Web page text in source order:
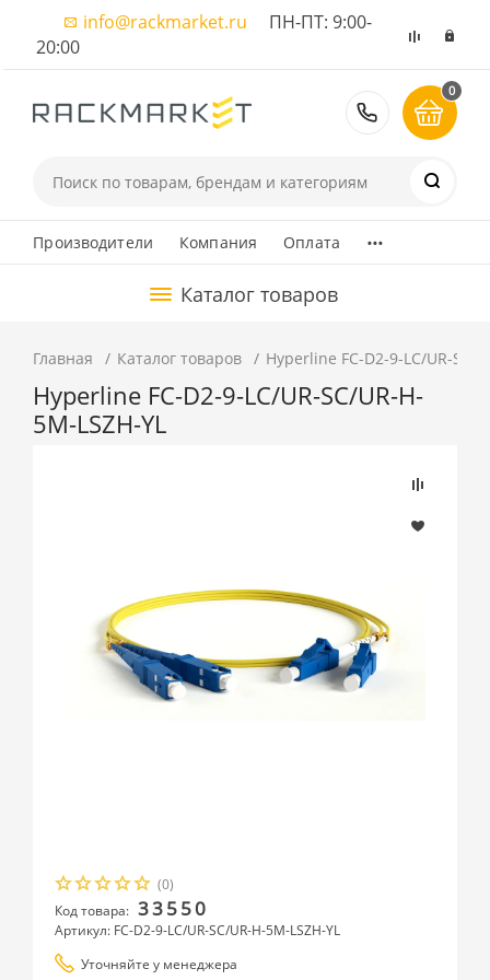
info@rackmarket.ru ПН-ПТ: 9:00-
20:00
8 (495)
0
Производители Компания Оплата ...
Каталог товаров
Главная Каталог товаров Hyperline FC-D2-9-LC/UR-SC/
Hyperline FC-D2-9-LC/UR-SC/UR-H-
5M-LSZH-YL
(0)
Код товара: 33550
Артикул: FC-D2-9-LC/UR-SC/UR-H-5M-LSZH-YL
Уточняйте у менеджера